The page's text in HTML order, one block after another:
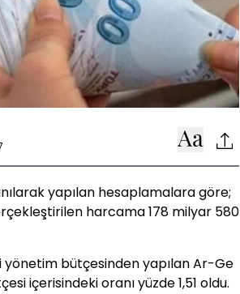
yapılan hesaplamalara göre;
harcama 178 milyar 580
yönetim bütçesinden yapılan Ar-Ge
içerisindeki oranı yüzde 1,51 oldu.